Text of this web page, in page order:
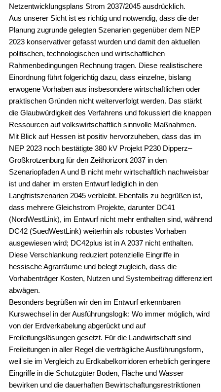
Archiv
Netzentwicklungsplans Strom 2037/2045 ausdrücklich.
Aus unserer Sicht ist es richtig und notwendig, dass die der
Planung zugrunde gelegten Szenarien gegenüber dem NEP
2023 konservativer gefasst wurden und damit den aktuellen
politischen, technologischen und wirtschaftlichen
Rahmenbedingungen Rechnung tragen. Diese realistischere
Einordnung führt folgerichtig dazu, dass einzelne, bislang
erwogene Vorhaben aus insbesondere wirtschaftlichen oder
praktischen Gründen nicht weiterverfolgt werden. Das stärkt
die Glaubwürdigkeit des Verfahrens und fokussiert die knappen
Ressourcen auf volkswirtschaftlich sinnvolle Maßnahmen.
Mit Blick auf Hessen ist positiv hervorzuheben, dass das im
NEP 2023 noch bestätigte 380 kV Projekt P230 Dipperz–
Großkrotzenburg für den Zeithorizont 2037 in den
Szenariopfaden A und B nicht mehr wirtschaftlich nachweisbar
ist und daher im ersten Entwurf lediglich in den
Langfristszenarien 2045 verbleibt. Ebenfalls zu begrüßen ist,
dass mehrere Gleichstrom Projekte, darunter DC41
(NordWestLink), im Entwurf nicht mehr enthalten sind, während
DC42 (SuedWestLink) weiterhin als robustes Vorhaben
ausgewiesen wird; DC42plus ist in A 2037 nicht enthalten.
Diese Verschlankung reduziert potenzielle Eingriffe in
hessische Agrarräume und belegt zugleich, dass die
Vorhabenträger Kosten, Nutzen und Systembeitrag differenziert
abwägen.
Besonders begrüßen wir den im Entwurf erkennbaren
Kurswechsel in der Ausführungslogik: Wo immer möglich, wird
von der Erdverkabelung abgerückt und auf
Freileitungslösungen gesetzt. Für die Landwirtschaft sind
Freileitungen in aller Regel die verträgliche Ausführungsform,
weil sie im Vergleich zu Erdkabelkorridoren erheblich geringere
Eingriffe in die Schutzgüter Boden, Fläche und Wasser
bewirken und die dauerhaften Bewirtschaftungsrestriktionen